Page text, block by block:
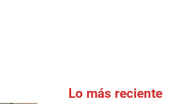
Lo más reciente